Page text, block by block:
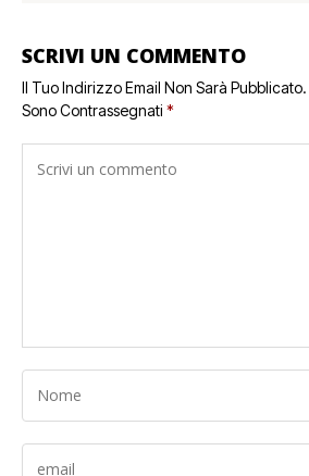
SCRIVI UN COMMENTO
Il Tuo Indirizzo Email Non Sarà Pubblicato.
Sono Contrassegnati *